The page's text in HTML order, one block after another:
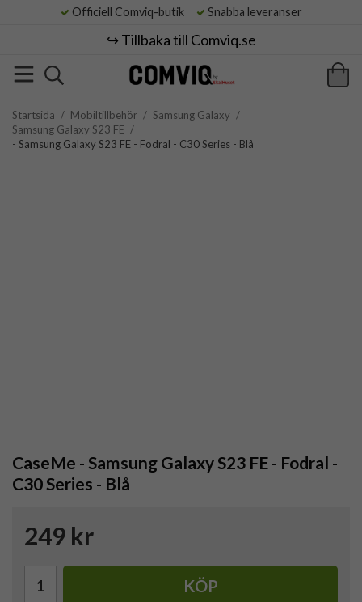
Officiell Comviq-butik Snabba leveranser
↪️ Tillbaka till Comviq.se
Startsida / Mobiltillbehör / Samsung Galaxy /
Samsung Galaxy S23 FE /
- Samsung Galaxy S23 FE - Fodral - C30 Series - Blå
CaseMe - Samsung Galaxy S23 FE - Fodral -
C30 Series - Blå
249 kr
KÖP